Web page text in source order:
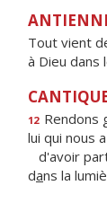
Tout vient
à Dieu dans
12 Rendons
lui qui nous
d'avoir
dans la